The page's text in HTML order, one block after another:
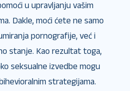
u upravljanju vašim
Dakle, moći ćete ne samo
pornografije, već i
stanje. Kao rezultat toga,
seksualne izvedbe mogu
strategijama.